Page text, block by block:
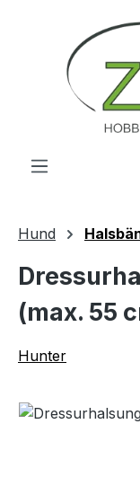
Zum Hauptinhalt
Hund
(max. 55
Hunter
Bildergalerie